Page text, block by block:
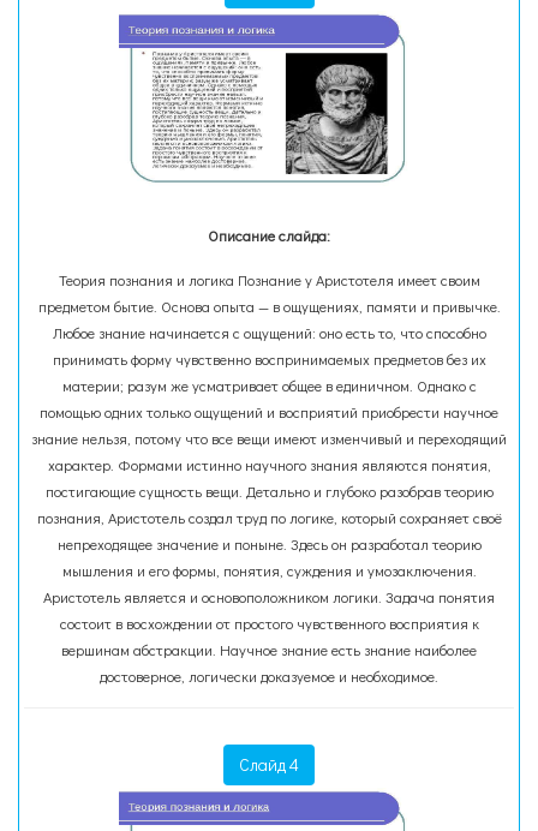
Описание слайда:
Теория познания и логика Познание у Аристотеля имеет своим
предметом бытие. Основа опыта — в ощущениях, памяти и привычке.
Любое знание начинается с ощущений: оно есть то, что способно
принимать форму чувственно воспринимаемых предметов без их
материи; разум же усматривает общее в единичном. Однако с
помощью одних только ощущений и восприятий приобрести научное
знание нельзя, потому что все вещи имеют изменчивый и переходящий
характер. Формами истинно научного знания являются понятия,
постигающие сущность вещи. Детально и глубоко разобрав теорию
познания, Аристотель создал труд по логике, который сохраняет своё
непреходящее значение и поныне. Здесь он разработал теорию
мышления и его формы, понятия, суждения и умозаключения.
Аристотель является и основоположником логики. Задача понятия
состоит в восхождении от простого чувственного восприятия к
вершинам абстракции. Научное знание есть знание наиболее
достоверное, логически доказуемое и необходимое.
Слайд 4